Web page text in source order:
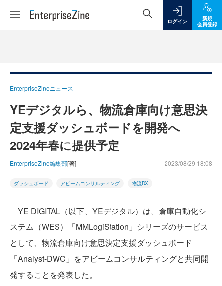
ログイン
新規
会員登録
EnterpriseZineニュース
YEデジタルら、物流倉庫向け意思決
定支援ダッシュボードを開発へ
2024年春に提供予定
EnterpriseZine編集部[著] 2023/08/29 18:08
ダッシュボード アビームコンサルティング 物流DX
YE DIGITAL（以下、YEデジタル）は、倉庫自動化シ
ステム（WES）「MMLogiStation」シリーズのサービス
として、物流倉庫向け意思決定支援ダッシュボード
「Analyst-DWC」をアビームコンサルティングと共同開
発することを発表した。